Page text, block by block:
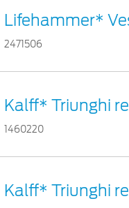
Lifehammer*
2471506
Kalff* Triunghi
1460220
Kalff* Triunghi